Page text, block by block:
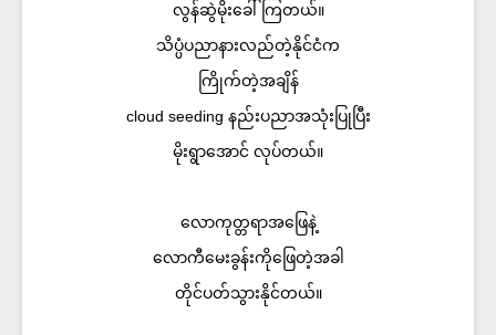
လွန်ဆွဲမိုးခေါ်ကြတယ်။
သိပ္ပံပညာနားလည်တဲ့နိုင်ငံက
ကြိုက်တဲ့အချိန်
cloud seeding နည်းပညာအသုံးပြုပြီး
မိုးရွာအောင် လုပ်တယ်။
လောကုတ္တရာအဖြေနဲ့
လောကီမေးခွန်းကိုဖြေတဲ့အခါ
တိုင်ပတ်သွားနိုင်တယ်။